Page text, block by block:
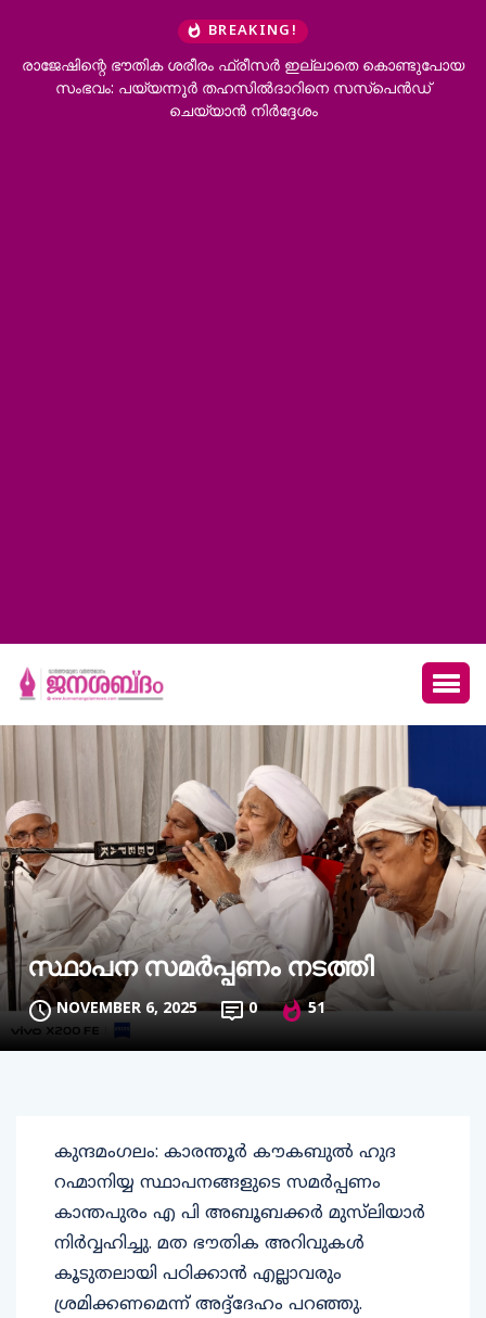
BREAKING!
ഭൗതിക ശരീരം ഫ്രീസര്‍ ഇല്ലാതെ കൊണ്ടുപോയ
പയ്യന്നൂര്‍ തഹസില്‍ദാറിനെ സസ്‌പെന്‍ഡ്
ചെയ്യാന്‍ നിര്‍ദ്ദേശം
സ്ഥാപന സമർപ്പണം നടത്തി
NOVEMBER 6, 2025 0 51
കുന്ദമംഗലം: കാരന്തൂർ കൗകബുൽ ഹുദ
റഹ്മാനിയ്യ സ്ഥാപനങ്ങളുടെ സമർപ്പണം
കാന്തപുരം എ പി അബൂബക്കർ മുസ്‌ലിയാർ
നിർവ്വഹിച്ചു. മത ഭൗതിക അറിവുകൾ
കൂടുതലായി പഠിക്കാൻ എല്ലാവരും
ശ്രമിക്കണമെന്ന് അദ്ദ്ദേഹം പറഞ്ഞു.